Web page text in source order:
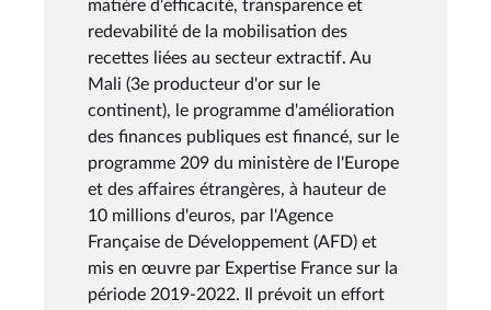
matière d'efficacité, transparence et
redevabilité de la mobilisation des
recettes liées au secteur extractif. Au
Mali (3e producteur d'or sur le
continent), le programme d'amélioration
des finances publiques est financé, sur le
programme 209 du ministère de l'Europe
et des affaires étrangères, à hauteur de
10 millions d'euros, par l'Agence
Française de Développement (AFD) et
mis en œuvre par Expertise France sur la
période 2019-2022. Il prévoit un effort